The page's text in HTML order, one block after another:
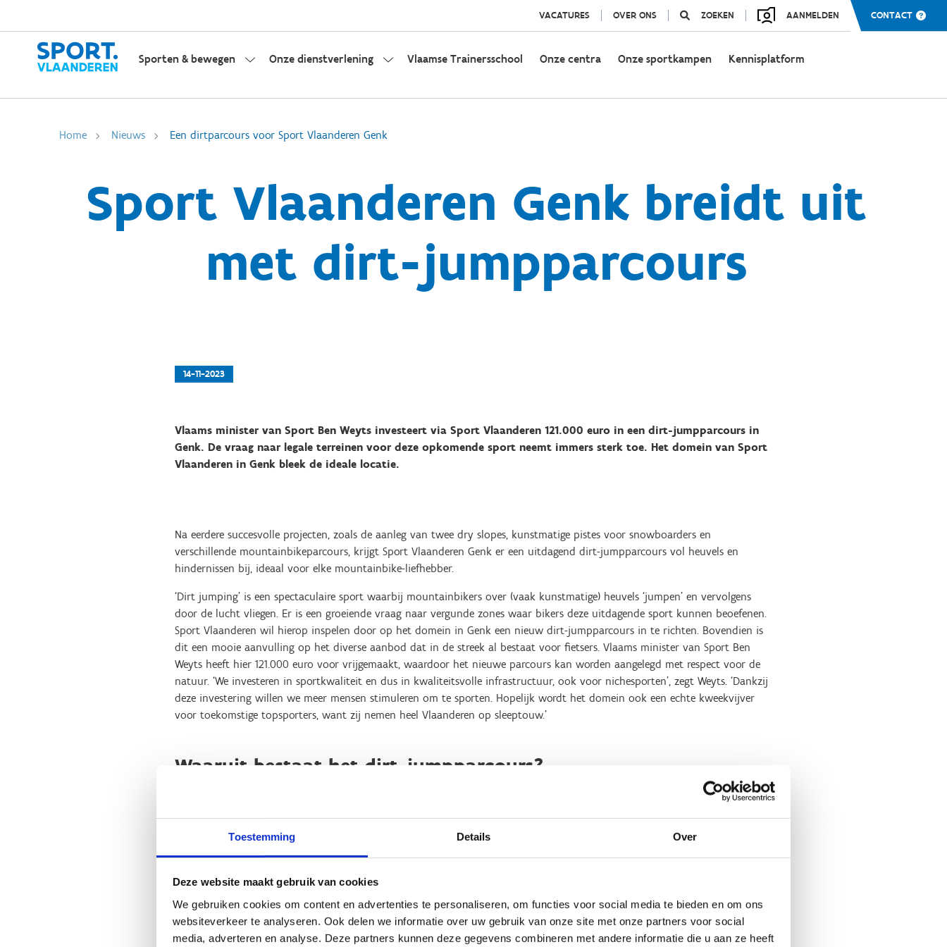
Toestemming Details Over
Deze website maakt gebruik van cookies
We gebruiken cookies om content en advertenties te personaliseren, om functies voor social media te bieden en om ons
websiteverkeer te analyseren. Ook delen we informatie over uw gebruik van onze site met onze partners voor social
media, adverteren en analyse. Deze partners kunnen deze gegevens combineren met andere informatie die u aan ze heeft
VACATURES OVER ONS ZOEKEN AANMELDEN CONTACT
Sporten & bewegen Onze dienstverlening Vlaamse Trainersschool Onze centra Onze sportkampen Kennisplatform
Home Nieuws Een dirtparcours voor Sport Vlaanderen Genk
Sport Vlaanderen Genk breidt uit
met dirt-jumpparcours
14-11-2023
Vlaams minister van Sport Ben Weyts investeert via Sport Vlaanderen 121.000 euro in een dirt-jumpparcours in
Genk. De vraag naar legale terreinen voor deze opkomende sport neemt immers sterk toe. Het domein van Sport
Vlaanderen in Genk bleek de ideale locatie.
Na eerdere succesvolle projecten, zoals de aanleg van twee dry slopes, kunstmatige pistes voor snowboarders en
verschillende mountainbikeparcours, krijgt Sport Vlaanderen Genk er een uitdagend dirt-jumpparcours vol heuvels en
hindernissen bij, ideaal voor elke mountainbike-liefhebber.
‘Dirt jumping’ is een spectaculaire sport waarbij mountainbikers over (vaak kunstmatige) heuvels ‘jumpen’ en vervolgens
door de lucht vliegen. Er is een groeiende vraag naar vergunde zones waar bikers deze uitdagende sport kunnen beoefenen.
Sport Vlaanderen wil hierop inspelen door op het domein in Genk een nieuw dirt-jumpparcours in te richten. Bovendien is
dit een mooie aanvulling op het diverse aanbod dat in de streek al bestaat voor fietsers. Vlaams minister van Sport Ben
Weyts heeft hier 121.000 euro voor vrijgemaakt, waardoor het nieuwe parcours kan worden aangelegd met respect voor de
natuur. ‘We investeren in sportkwaliteit en dus in kwaliteitsvolle infrastructuur, ook voor nichesporten’, zegt Weyts. ‘Dankzij
deze investering willen we meer mensen stimuleren om te sporten. Hopelijk wordt het domein ook een echte kweekvijver
voor toekomstige topsporters, want zij nemen heel Vlaanderen op sleeptouw.’
Waaruit bestaat het dirt-jumpparcours?
Het nieuwe dirt-jumpparcours op het domein van Sport Vlaanderen Genk zal bestaan uit vier lijnen en belooft een ware
‘bike-speeltuin’ te worden voor jong en oud, professioneel en recreatief:
Jumplijn: Een uitdagende reeks van 3 jumps met dirt-landingen, perfect voor ervaren
die hun grenzen willen
verleggen.
Jump Area: Een speciaal ontworpen zone voor vrije sprongen, waar
mountainbikers om op een veilige manier nieuwe vaardigheden te ontwikkelen.
Uphill Enduro-Trail: Een trail die de nodige uitdaging biedt als je je uithoudingsvermogen wil testen tijdens een